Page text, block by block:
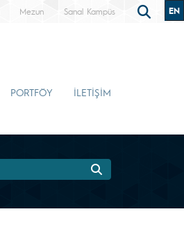
Mezun Sanal Kampüs EN
PORTFÖY İLETİŞİM